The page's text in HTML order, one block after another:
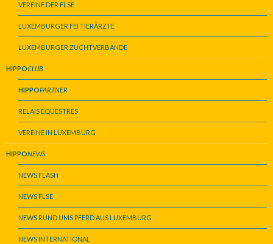
VEREINE DER FLSE
LUXEMBURGER FEI TIERÄRZTE
LUXEMBURGER ZUCHTVERBÄNDE
HIPPOCLUB
HIPPOPARTNER
RELAIS ÉQUESTRES
VEREINE IN LUXEMBURG
HIPPONEWS
NEWS FLASH
NEWS FLSE
NEWS RUND UMS PFERD AUS LUXEMBURG
NEWS INTERNATIONAL